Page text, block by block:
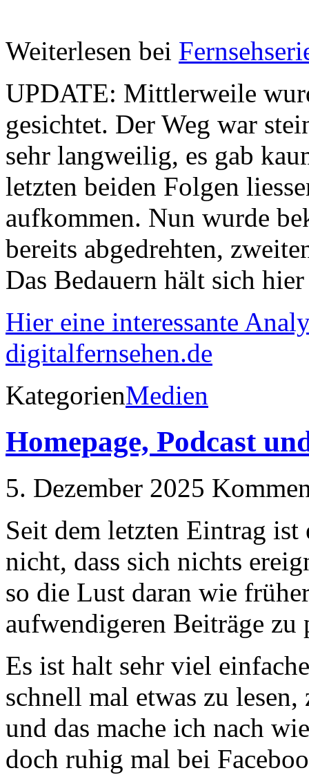
Weiterlesen bei
UPDATE: Mittlerweile
gesichtet. Der Weg war
sehr langweilig, es gab
letzten beiden Folgen
aufkommen. Nun wurde
bereits abgedrehten,
Das Bedauern hält sich
Hier eine interessante
digitalfernsehen.de
KategorienMedien
Homepage, Podcast
5. Dezember 2025
Seit dem letzten Eintrag
nicht, dass sich nichts
so die Lust daran wie
aufwendigeren Beiträge
Es ist halt sehr viel
schnell mal etwas zu
und das mache ich nach
doch ruhig mal bei